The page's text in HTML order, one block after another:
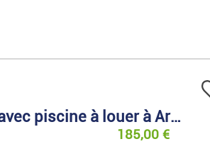
Electroménager
Maison de vacances avec piscine à louer à Arcachon
185,00 €